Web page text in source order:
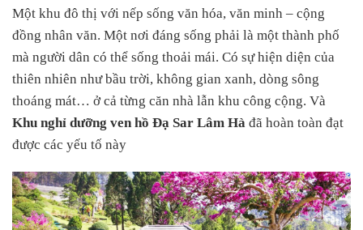
Một khu đô thị với nếp sống văn hóa, văn minh – cộng
đồng nhân văn. Một nơi đáng sống phải là một thành phố
mà người dân có thể sống thoải mái. Có sự hiện diện của
thiên nhiên như bầu trời, không gian xanh, dòng sông
thoáng mát… ở cả từng căn nhà lẫn khu công cộng. Và
Khu nghỉ dưỡng ven hồ Đạ Sar Lâm Hà đã hoàn toàn đạt
được các yếu tố này